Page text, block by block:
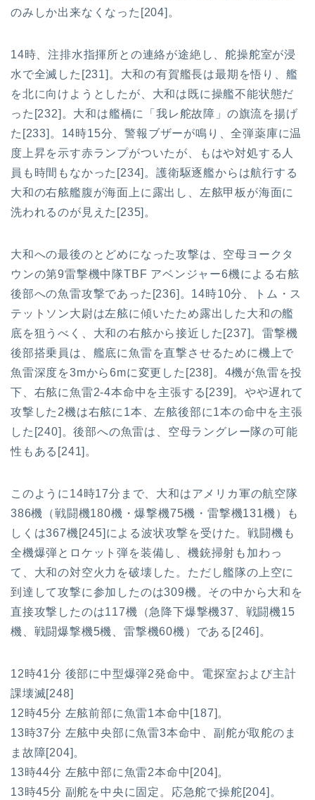
のみしか出来なくなった[204]。
14時、注排水指揮所との連絡が途絶し、舵操舵室が浸
水で全滅した[231]。大和の有賀艦長は最期を悟り、艦
を北に向けようとしたが、大和は既に操艦不能状態だ
った[232]。大和は艦橋に「我レ舵故障」の旗流を揚げ
た[233]。14時15分、警報ブザーが鳴り、全弾薬庫に温
度上昇を示す赤ランプがついたが、もはや対処する人
員も時間もなかった[234]。護衛駆逐艦からは航行する
大和の右舷艦腹が海面上に露出し、左舷甲板が海面に
洗われるのが見えた[235]。
大和への最後のとどめになった攻撃は、空母ヨークタ
ウンの第9雷撃機中隊TBF アベンジャー6機による右舷
後部への魚雷攻撃であった[236]。14時10分、トム・ス
テットソン大尉は左舷に傾いたため露出した大和の艦
底を狙うべく、大和の右舷から接近した[237]。雷撃機
後部搭乗員は、艦底に魚雷を直撃させるために機上で
魚雷深度を3mから6mに変更した[238]。4機が魚雷を投
下、右舷に魚雷2-4本命中を主張する[239]。やや遅れて
攻撃した2機は右舷に1本、左舷後部に1本の命中を主張
した[240]。後部への魚雷は、空母ラングレー隊の可能
性もある[241]。
このように14時17分まで、大和はアメリカ軍の航空隊
386機（戦闘機180機・爆撃機75機・雷撃機131機）も
しくは367機[245]による波状攻撃を受けた。戦闘機も
全機爆弾とロケット弾を装備し、機銃掃射も加わっ
て、大和の対空火力を破壊した。ただし艦隊の上空に
到達して攻撃に参加したのは309機。その中から大和を
直接攻撃したのは117機（急降下爆撃機37、戦闘機15
機、戦闘爆撃機5機、雷撃機60機）である[246]。
12時41分 後部に中型爆弾2発命中。電探室および主計
課壊滅[248]
12時45分 左舷前部に魚雷1本命中[187]。
13時37分 左舷中央部に魚雷3本命中、副舵が取舵のま
ま故障[204]。
13時44分 左舷中部に魚雷2本命中[204]。
13時45分 副舵を中央に固定。応急舵で操舵[204]。